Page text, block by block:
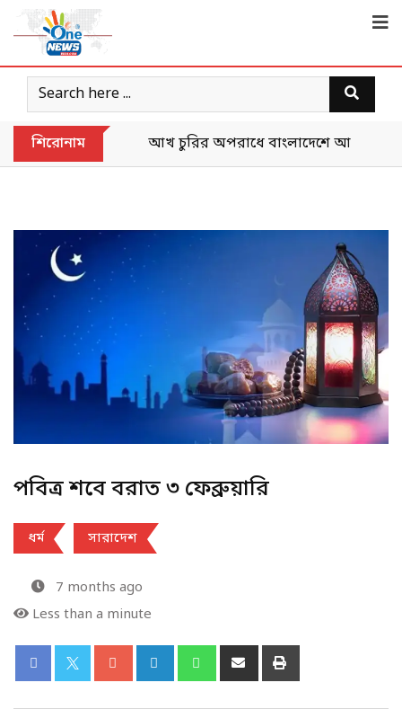
শিরোনাম আখ চুরির অপরাধে বাংলাদেশে আটক
পবিত্র শবে বরাত ৩ ফেব্রুয়ারি
ধর্ম সারাদেশ
7 months ago
Less than a minute